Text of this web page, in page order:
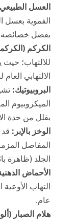
العسل
الفموية بعسل
بفضل خصائصه
الكركم
للالتهاب؛
الالتهابي
البروبيوتيك:
الميكروبيوم
يقلل من حدة
الوخز بالإبر: قد
المفاصل
الجلد (ظاهرة
الأحماض الدهنية
التهاب
عام.
هلام الصبار